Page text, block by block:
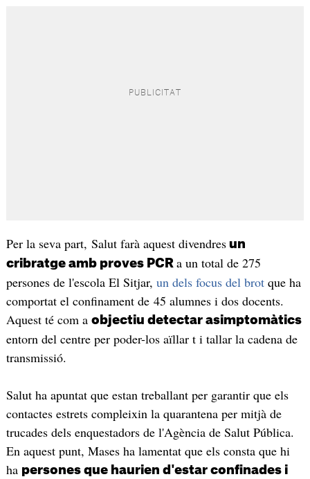
Per la seva part, Salut farà aquest divendresun
cribratge amb proves PCR a un total de 275
persones de l'escola El Sitjar, un dels focus del brot que ha
comportat el confinament de 45 alumnes i dos docents.
Aquest té com a objectiu detectar asimptomàtics
entorn del centre per poder-los aïllar t i tallar la cadena de
transmissió.
Salut ha apuntat que estan treballant per garantir que els
contactes estrets compleixin la quarantena per mitjà de
trucades dels enquestadors de l'Agència de Salut Pública.
En aquest punt, Mases ha lamentat que els consta que hi
ha persones que haurien d'estar confinades i